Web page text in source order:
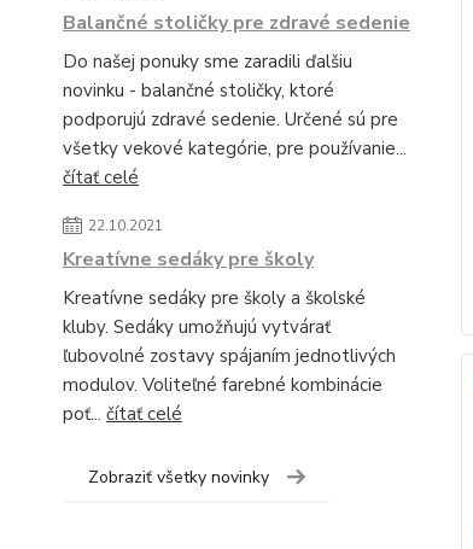
Balančné stoličky pre zdravé sedenie
Do našej ponuky sme zaradili ďalšiu
novinku - balančné stoličky, ktoré
podporujú zdravé sedenie. Určené sú pre
všetky vekové kategórie, pre používanie...
čítať celé
22.10.2021
Kreatívne sedáky pre školy
Kreatívne sedáky pre školy a školské
kluby. Sedáky umožňujú vytvárať
ľubovolné zostavy spájaním jednotlivých
modulov. Voliteľné farebné kombinácie
poť... čítať celé
Zobraziť všetky novinky